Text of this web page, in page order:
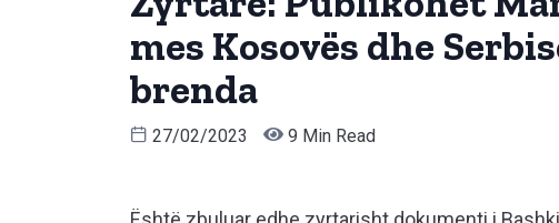
mes Kosovës dhe
brenda
27/02/2023 9 Min Read